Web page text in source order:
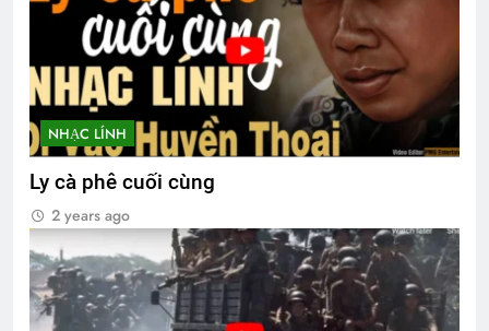
NHẠC LÍNH
Ly cà phê cuối cùng
2 years ago